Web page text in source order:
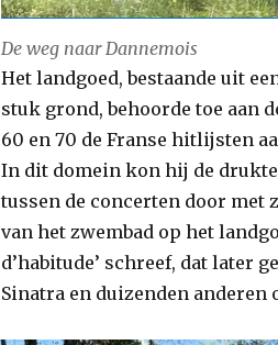
De weg naar Dannemois
Het landgoed, bestaande uit
stuk grond, behoorde toe aan
60 en 70 de Franse hitlijsten
In dit domein kon hij de
tussen de concerten door met
van het zwembad op het
d’habitude’ schreef, dat later
Sinatra en duizenden anderen